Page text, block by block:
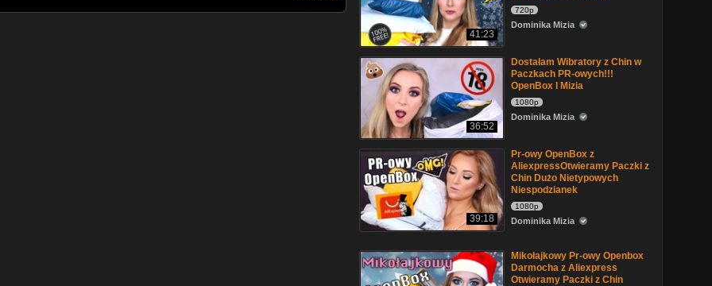
41:23
720p
Dominika Mizia
36:52
Dostałam Wibratory z Chin w
Paczkach PR-owych!!!
OpenBox I Mizia
1080p
Dominika Mizia
39:18
Pr-owy OpenBox z
AliexpressOtwieramy Paczki z
Chin Dużo Nietypowych
Niespodzianek
1080p
Dominika Mizia
Mikołajkowy Pr-owy Openbox
Darmocha z Aliexpress
Otwieramy Paczki z Chin